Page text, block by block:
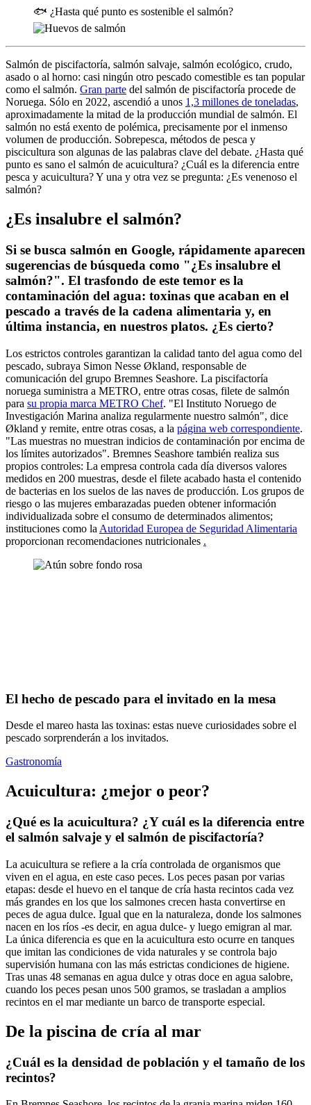
🐟 ¿Hasta qué punto es sostenible el salmón?
Salmón de piscifactoría, salmón salvaje, salmón ecológico, crudo,
asado o al horno: casi ningún otro pescado comestible es tan popular
como el salmón. Gran parte del salmón de piscifactoría procede de
Noruega. Sólo en 2022, ascendió a unos 1,3 millones de toneladas,
aproximadamente la mitad de la producción mundial de salmón. El
salmón no está exento de polémica, precisamente por el inmenso
volumen de producción. Sobrepesca, métodos de pesca y
piscicultura son algunas de las palabras clave del debate. ¿Hasta qué
punto es sano el salmón de acuicultura? ¿Cuál es la diferencia entre
pesca y acuicultura? Y una y otra vez se pregunta: ¿Es venenoso el
salmón?
¿Es insalubre el salmón?
Si se busca salmón en Google, rápidamente aparecen
sugerencias de búsqueda como "¿Es insalubre el
salmón?". El trasfondo de este temor es la
contaminación del agua: toxinas que acaban en el
pescado a través de la cadena alimentaria y, en
última instancia, en nuestros platos. ¿Es cierto?
Los estrictos controles garantizan la calidad tanto del agua como del
pescado, subraya Simon Nesse Økland, responsable de
comunicación del grupo Bremnes Seashore. La piscifactoría
noruega suministra a METRO, entre otras cosas, filete de salmón
para su propia marca METRO Chef. "El Instituto Noruego de
Investigación Marina analiza regularmente nuestro salmón", dice
Økland y remite, entre otras cosas, a la página web correspondiente.
"Las muestras no muestran indicios de contaminación por encima de
los límites autorizados". Bremnes Seashore también realiza sus
propios controles: La empresa controla cada día diversos valores
medidos en 200 muestras, desde el filete acabado hasta el contenido
de bacterias en los suelos de las naves de producción. Los grupos de
riesgo o las mujeres embarazadas pueden obtener información
individualizada sobre el consumo de determinados alimentos;
instituciones como la Autoridad Europea de Seguridad Alimentaria
proporcionan recomendaciones nutricionales .
El hecho de pescado para el invitado en la mesa
Desde el mareo hasta las toxinas: estas nueve curiosidades sobre el
pescado sorprenderán a los invitados.
Gastronomía
Acuicultura: ¿mejor o peor?
¿Qué es la acuicultura? ¿Y cuál es la diferencia entre
el salmón salvaje y el salmón de piscifactoría?
La acuicultura se refiere a la cría controlada de organismos que
viven en el agua, en este caso peces. Los peces pasan por varias
etapas: desde el huevo en el tanque de cría hasta recintos cada vez
más grandes en los que los salmones crecen hasta convertirse en
peces de agua dulce. Igual que en la naturaleza, donde los salmones
nacen en los ríos -es decir, en agua dulce- y luego emigran al mar.
La única diferencia es que en la acuicultura esto ocurre en tanques
que imitan las condiciones de vida naturales y se controla bajo
supervisión humana con las más estrictas condiciones de higiene.
Tras unas 48 semanas en agua dulce y otras doce en agua salobre,
cuando los peces pesan unos 500 gramos, se trasladan a amplios
recintos en el mar mediante un barco de transporte especial.
De la piscina de cría al mar
¿Cuál es la densidad de población y el tamaño de los
recintos?